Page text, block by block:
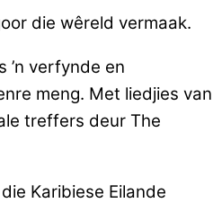
die wêreld vermaak.
’n verfynde en
meng. Met liedjies van
treffers deur The
Karibiese Eilande